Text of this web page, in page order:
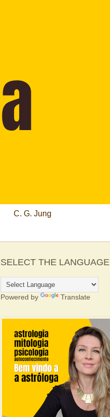
C. G. Jung
SELECT THE LANGUAGE
Powered by Translate